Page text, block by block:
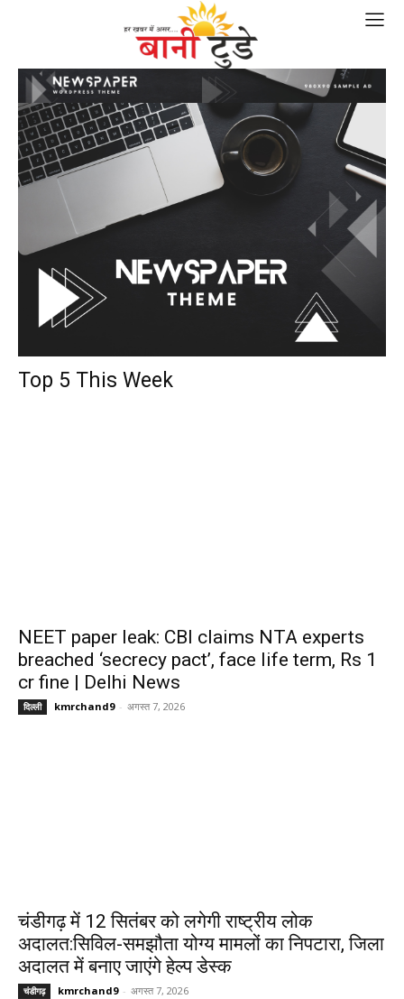
Top 5 This Week
NEET paper leak: CBI claims NTA experts
breached ‘secrecy pact’, face life term, Rs 1
cr fine | Delhi News
दिल्ली kmrchand9 - अगस्त 7, 2026
चंडीगढ़ में 12 सितंबर को लगेगी राष्ट्रीय लोक
अदालत:सिविल-समझौता योग्य मामलों का निपटारा, जिला
अदालत में बनाए जाएंगे हेल्प डेस्क
चंडीगढ़ kmrchand9 - अगस्त 7, 2026